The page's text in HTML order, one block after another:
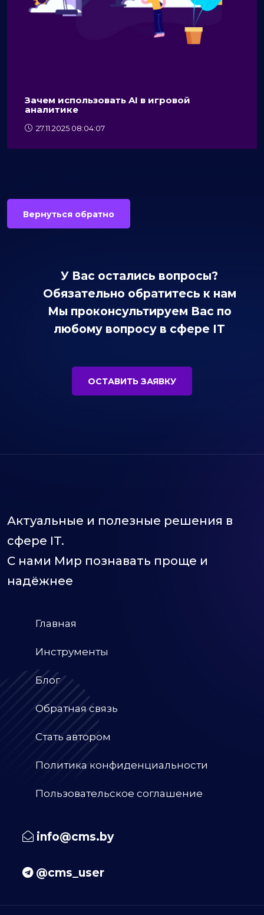
Зачем использовать AI в игровой
аналитике
27.11.2025 08:04:07
Вернуться обратно
У Вас остались вопросы?
Обязательно обратитесь к нам
Мы проконсультируем Вас по
любому вопросу в сфере IT
ОСТАВИТЬ ЗАЯВКУ
Актуальные и полезные решения в
сфере IT.
С нами Мир познавать проще и
надёжнее
Главная
Инструменты
Блог
Обратная связь
Стать автором
Политика конфиденциальности
Пользовательское соглашение
info@cms.by
@cms_user